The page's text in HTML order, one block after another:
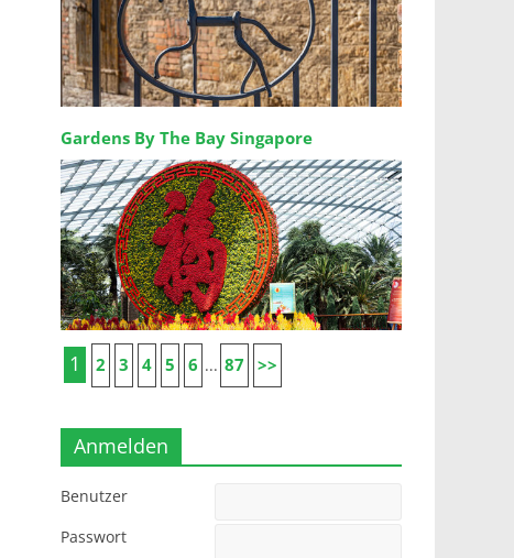
Gardens By The Bay Singapore
1 2 3 4 5 6 ... 87 >>
Anmelden
Benutzer
Passwort